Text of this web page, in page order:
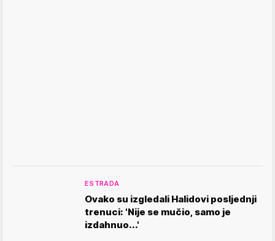
ESTRADA
Ovako su izgledali Halidovi posljednji
trenuci: 'Nije se mučio, samo je
izdahnuo...'